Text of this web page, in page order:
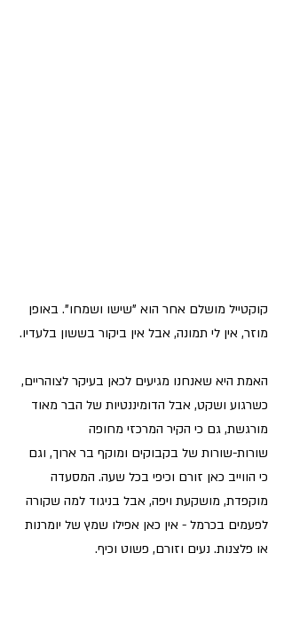
קוקטייל מושלם אחר הוא "שישו ושמחו". באופן
מוזר, אין לי תמונה, אבל אין ביקור בששון בלעדיו.
האמת היא שאנחנו מגיעים לכאן בעיקר לצוהריים,
כשרגוע ושקט, אבל הדומיננטיות של הבר מאוד
מורגשת, גם כי הקיר המרכזי מחופה
שורות-שורות של בקבוקים ומוקף בר ארוך, וגם
כי הווייב כאן זורם וכיפי בכל שעה. המסעדה
מוקפדת, מושקעת ויפה, אבל בניגוד למה שקורה
לפעמים בכרמל - אין כאן אפילו שמץ של יומרנות
או פלצנות. נעים וזורם, פשוט וכיף.